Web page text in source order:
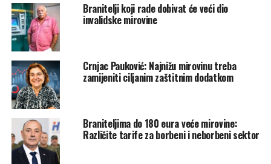
Branitelji koji rade dobivat će veći dio
invalidske mirovine
Crnjac Pauković: Najnižu mirovinu treba
zamijeniti ciljanim zaštitnim dodatkom
Braniteljima do 180 eura veće mirovine:
Različite tarife za borbeni i neborbeni sektor